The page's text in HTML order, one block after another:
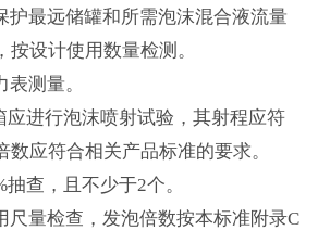
最远储罐和所需泡沫混合液流量
设计使用数量检测。
测量。
应进行泡沫喷射试验，其射程应符
数应符合相关产品标准的要求。
查，且不少于2个。
量检查，发泡倍数按本标准附录C